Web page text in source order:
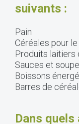
suivants :
Pain
Céréales pour
Produits laitiers
Sauces et
Boissons
Barres de
Dans